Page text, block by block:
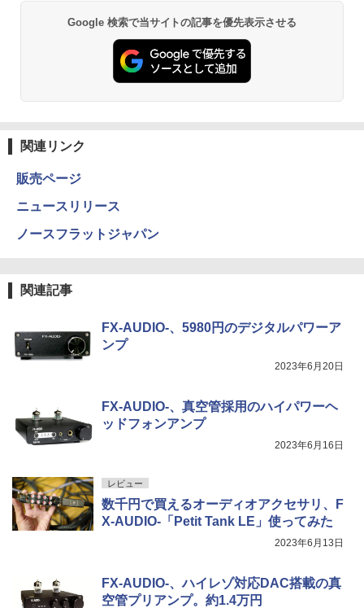
Google 検索で当サイトの記事を優先表示させる
関連リンク
販売ページ
ニュースリリース
ノースフラットジャパン
関連記事
FX-AUDIO-、5980円のデジタルパワーア
ンプ
2023年6月20日
FX-AUDIO-、真空管採用のハイパワーヘ
ッドフォンアンプ
2023年6月16日
レビュー
数千円で買えるオーディオアクセサリ、F
X-AUDIO-「Petit Tank LE」使ってみた
2023年6月13日
FX-AUDIO-、ハイレゾ対応DAC搭載の真
空管プリアンプ。約1.4万円